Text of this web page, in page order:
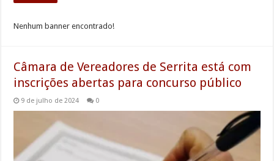
Nenhum banner encontrado!
Câmara de Vereadores de Serrita está com
inscrições abertas para concurso público
9 de julho de 2024 0